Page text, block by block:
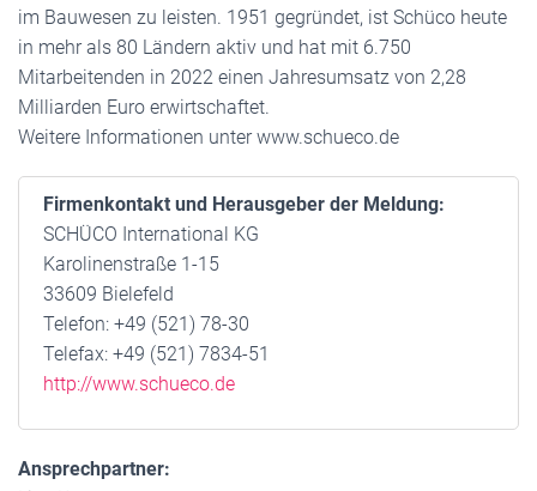
im Bauwesen zu leisten. 1951 gegründet, ist Schüco heute
in mehr als 80 Ländern aktiv und hat mit 6.750
Mitarbeitenden in 2022 einen Jahresumsatz von 2,28
Milliarden Euro erwirtschaftet.
Weitere Informationen unter www.schueco.de
Firmenkontakt und Herausgeber der Meldung:
SCHÜCO International KG
Karolinenstraße 1-15
33609 Bielefeld
Telefon: +49 (521) 78-30
Telefax: +49 (521) 7834-51
http://www.schueco.de
Ansprechpartner: